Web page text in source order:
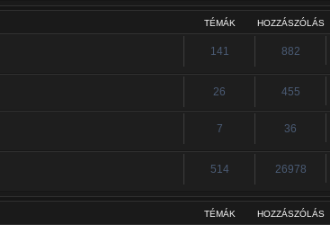
TÉMÁK HOZZÁSZÓLÁS
141 882
26 455
7 36
514 26978
TÉMÁK HOZZÁSZÓLÁS